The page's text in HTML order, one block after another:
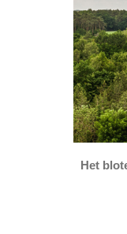
Het